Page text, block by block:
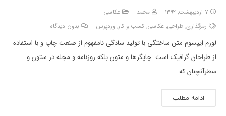
محمد
عکاسی
رمزگذاری,طراحی,عکاسی,کسب و کار,وردپرس بدون دیدگاه
لورم ایپسوم متن ساختگی با تولید سادگی نامفهوم از صنعت چاپ و با استفاده
از طراحان گرافیک است. چاپگرها و متون بلکه روزنامه و مجله در ستون و
سطرآنچنان که…
ادامه مطلب